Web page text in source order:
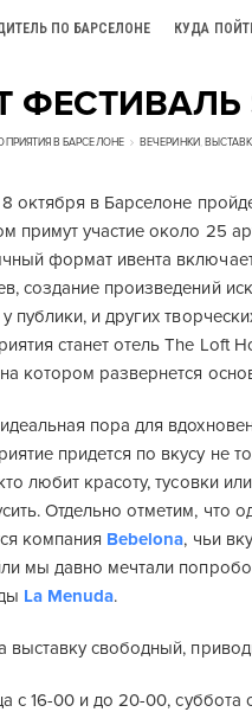
ПО БАРСЕЛОНЕ КУДА
ФЕСТИВАЛЬ
В БАРСЕЛОНЕ ВЕЧЕРИНКИ,
октября в Барселоне
примут участие около 25
формат ивента
создание произведений
у публики, и других
станет отель The Loft
котором развернется
пора для
придется по вкусу не
любит красоту, тусовки
Отдельно отметим, что
компания Bebelona, чьи
мы давно мечтали
La Menuda.
выставку свободный,
с 16-00 и до 20-00, суббота